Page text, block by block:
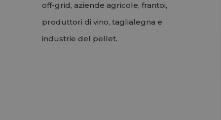
off-grid, aziende agricole, frantoi,
produttori di vino, taglialegna e
industrie del pellet.